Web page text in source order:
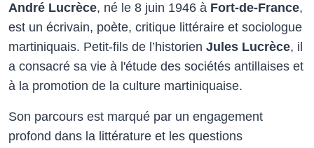
André Lucrèce, né le 8 juin 1946 à Fort-de-France,
est un écrivain, poète, critique littéraire et sociologue
martiniquais. Petit-fils de l’historien Jules Lucrèce, il
a consacré sa vie à l'étude des sociétés antillaises et
à la promotion de la culture martiniquaise.
Son parcours est marqué par un engagement
profond dans la littérature et les questions